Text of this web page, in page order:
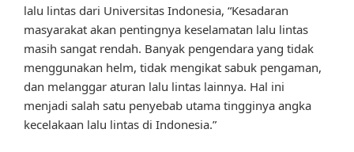
lalu lintas dari Universitas Indonesia, “Kesadaran
masyarakat akan pentingnya keselamatan lalu lintas
masih sangat rendah. Banyak pengendara yang tidak
menggunakan helm, tidak mengikat sabuk pengaman,
dan melanggar aturan lalu lintas lainnya. Hal ini
menjadi salah satu penyebab utama tingginya angka
kecelakaan lalu lintas di Indonesia.”